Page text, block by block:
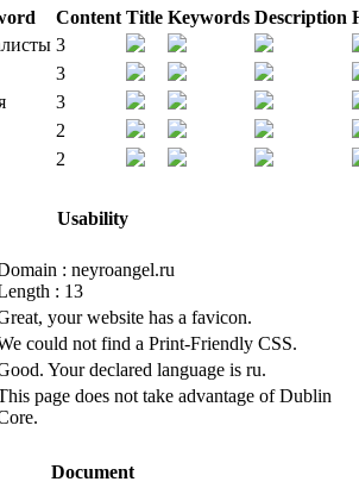
Content Title Keywords Description
3
3
3
2
2
Usability
: neyroangel.ru
: 13
your website has a favicon.
could not find a Print-Friendly CSS.
Your declared language is ru.
page does not take advantage of Dublin
Document